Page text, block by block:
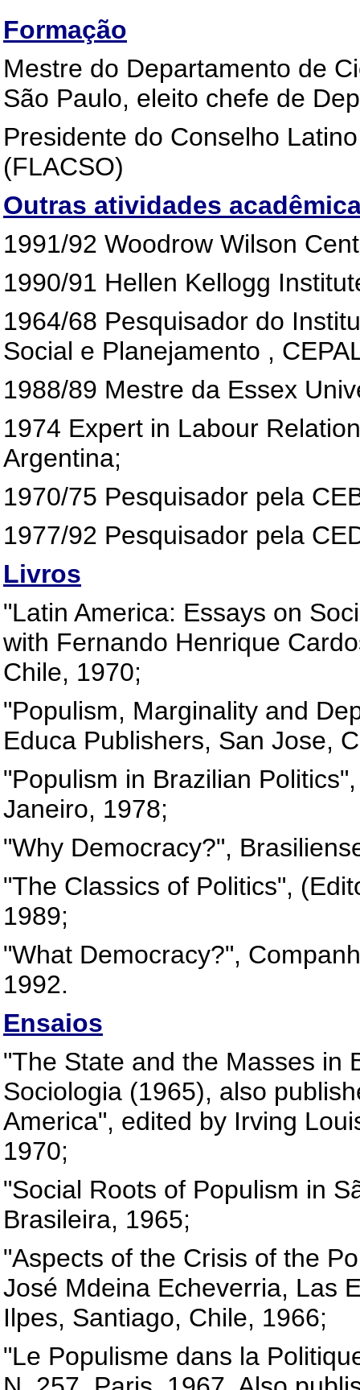
Formação
Mestre do Departamento de
São Paulo, eleito chefe de
Presidente do Conselho
(FLACSO)
Outras atividades
1991/92 Woodrow Wilson
1990/91 Hellen Kellogg
1964/68 Pesquisador do
Social e Planejamento ,
1988/89 Mestre da Essex
1974 Expert in Labour
Argentina;
1970/75 Pesquisador pela
1977/92 Pesquisador pela
Livros
"Latin America: Essays on
with Fernando Henrique
Chile, 1970;
"Populism, Marginality and
Educa Publishers, San Jose,
"Populism in Brazilian
Janeiro, 1978;
"Why Democracy?",
"The Classics of Politics",
1989;
"What Democracy?",
1992.
Ensaios
"The State and the Masses in
Sociologia (1965), also
America", edited by Irving
1970;
"Social Roots of Populism in
Brasileira, 1965;
"Aspects of the Crisis of the
José Mdeina Echeverria, Las
Ilpes, Santiago, Chile, 1966;
"Le Populisme dans la